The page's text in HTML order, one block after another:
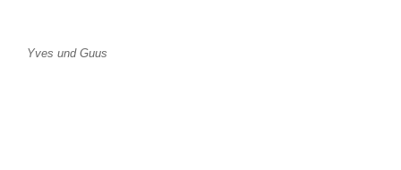
Yves und Guus